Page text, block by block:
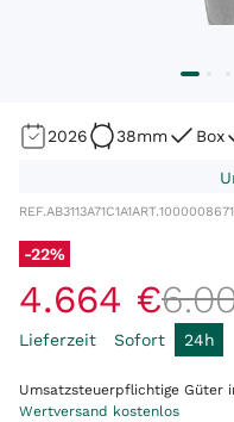
2026 38mm Box
REF.AB3113A71C1A1ART.
-22%
4.664 €6.
Lieferzeit Sofort 24h
Umsatzsteuerpflichtige Güter
Wertversand kostenlos